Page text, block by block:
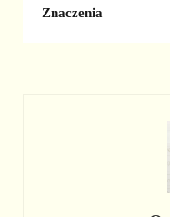
Znaczenia